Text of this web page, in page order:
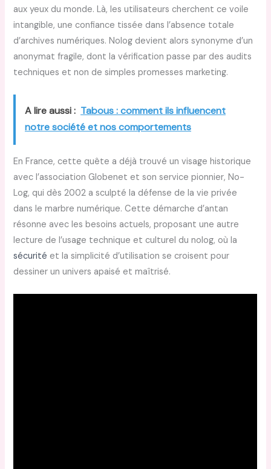
aux yeux du monde. Là, les utilisateurs cherchent ce voile
intangible, une confiance tissée dans l’absence totale
d’archives numériques. Nolog devient alors synonyme d’un
anonymat fragile, dont la vérification passe par des audits
techniques et non de simples promesses marketing.
A lire aussi : Tabous : comment ils influencent
notre société et nos comportements
En France, cette quête a déjà trouvé un visage historique
avec l’association Globenet et son service pionnier, No-
Log, qui dès 2002 a sculpté la défense de la vie privée
dans le marbre numérique. Cette démarche d’antan
résonne avec les besoins actuels, proposant une autre
lecture de l’usage technique et culturel du nolog, où la
sécurité et la simplicité d’utilisation se croisent pour
dessiner un univers apaisé et maîtrisé.